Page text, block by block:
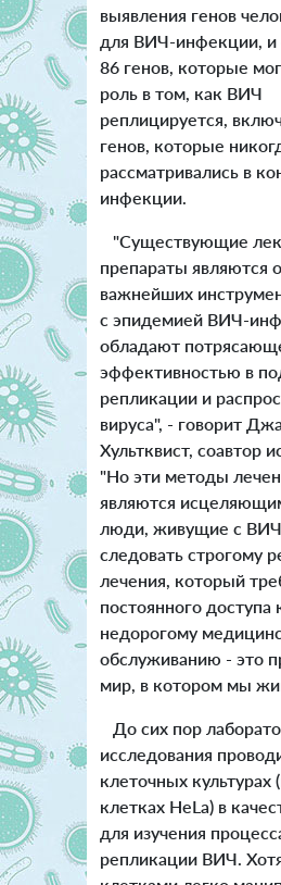
выявления генов
для ВИЧ-инфекции, и
86 генов, которые
роль в том, как ВИЧ
реплицируется,
генов, которые
рассматривались в
инфекции.
"Существующие
препараты являются
важнейших
с эпидемией ВИЧ-
обладают
эффективностью в
репликации и
вируса", - говорит
Хультквист, соавтор
"Но эти методы
являются
люди, живущие с
следовать строгому
лечения, который
постоянного
недорогому
обслуживанию - это
мир, в котором мы
До сих пор
исследования
клеточных культурах
клетках HeLa) в
для изучения
репликации ВИЧ.